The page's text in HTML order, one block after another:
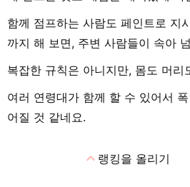
함께 점프하는 사람도 페인트로 지
까지 해 보면, 주변 사람들이 속아
복잡한 규칙은 아니지만, 몸도 머리
여러 연령대가 함께 할 수 있어서
어질 것 같네요.
expand_less랭킹을 올리기